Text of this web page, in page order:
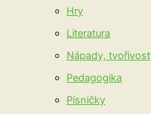
Hry
Literatura
Nápady, tvořivost
Pedagogika
Písničky